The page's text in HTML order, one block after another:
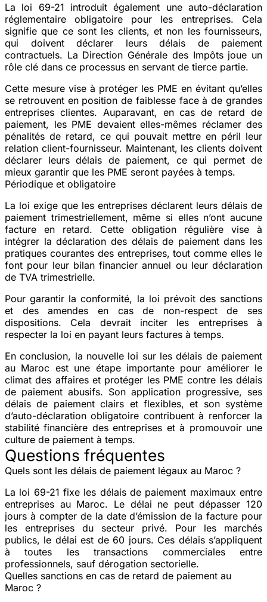
La loi 69-21 introduit également une auto-déclaration
réglementaire obligatoire pour les entreprises. Cela
signifie que ce sont les clients, et non les fournisseurs,
qui doivent déclarer leurs délais de paiement
contractuels. La Direction Générale des Impôts joue un
rôle clé dans ce processus en servant de tierce partie.
Cette mesure vise à protéger les PME en évitant qu’elles
se retrouvent en position de faiblesse face à de grandes
entreprises clientes. Auparavant, en cas de retard de
paiement, les PME devaient elles-mêmes réclamer des
pénalités de retard, ce qui pouvait mettre en péril leur
relation client-fournisseur. Maintenant, les clients doivent
déclarer leurs délais de paiement, ce qui permet de
mieux garantir que les PME seront payées à temps.
Périodique et obligatoire
La loi exige que les entreprises déclarent leurs délais de
paiement trimestriellement, même si elles n’ont aucune
facture en retard. Cette obligation régulière vise à
intégrer la déclaration des délais de paiement dans les
pratiques courantes des entreprises, tout comme elles le
font pour leur bilan financier annuel ou leur déclaration
de TVA trimestrielle.
Pour garantir la conformité, la loi prévoit des sanctions
et des amendes en cas de non-respect de ses
dispositions. Cela devrait inciter les entreprises à
respecter la loi en payant leurs factures à temps.
En conclusion, la nouvelle loi sur les délais de paiement
au Maroc est une étape importante pour améliorer le
climat des affaires et protéger les PME contre les délais
de paiement abusifs. Son application progressive, ses
délais de paiement clairs et flexibles, et son système
d’auto-déclaration obligatoire contribuent à renforcer la
stabilité financière des entreprises et à promouvoir une
culture de paiement à temps.
Questions fréquentes
Quels sont les délais de paiement légaux au Maroc ?
La loi 69-21 fixe les délais de paiement maximaux entre
entreprises au Maroc. Le délai ne peut dépasser 120
jours à compter de la date d’émission de la facture pour
les entreprises du secteur privé. Pour les marchés
publics, le délai est de 60 jours. Ces délais s’appliquent
à toutes les transactions commerciales entre
professionnels, sauf dérogation sectorielle.
Quelles sanctions en cas de retard de paiement au
Maroc ?